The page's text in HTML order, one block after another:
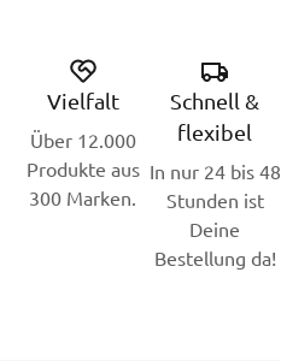
Vielfalt
Über 12.000
Produkte aus
300 Marken.
Schnell &
flexibel
In nur 24 bis 48
Stunden ist
Deine
Bestellung da!